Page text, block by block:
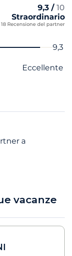
9,3 / 10
Straordinario
18 Recensione del partner
9,3
Eccellente
a
vacanze